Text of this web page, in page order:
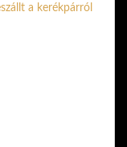
a kerékpárról